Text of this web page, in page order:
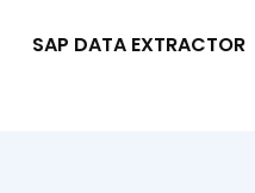
SAP DATA EXTRACTOR